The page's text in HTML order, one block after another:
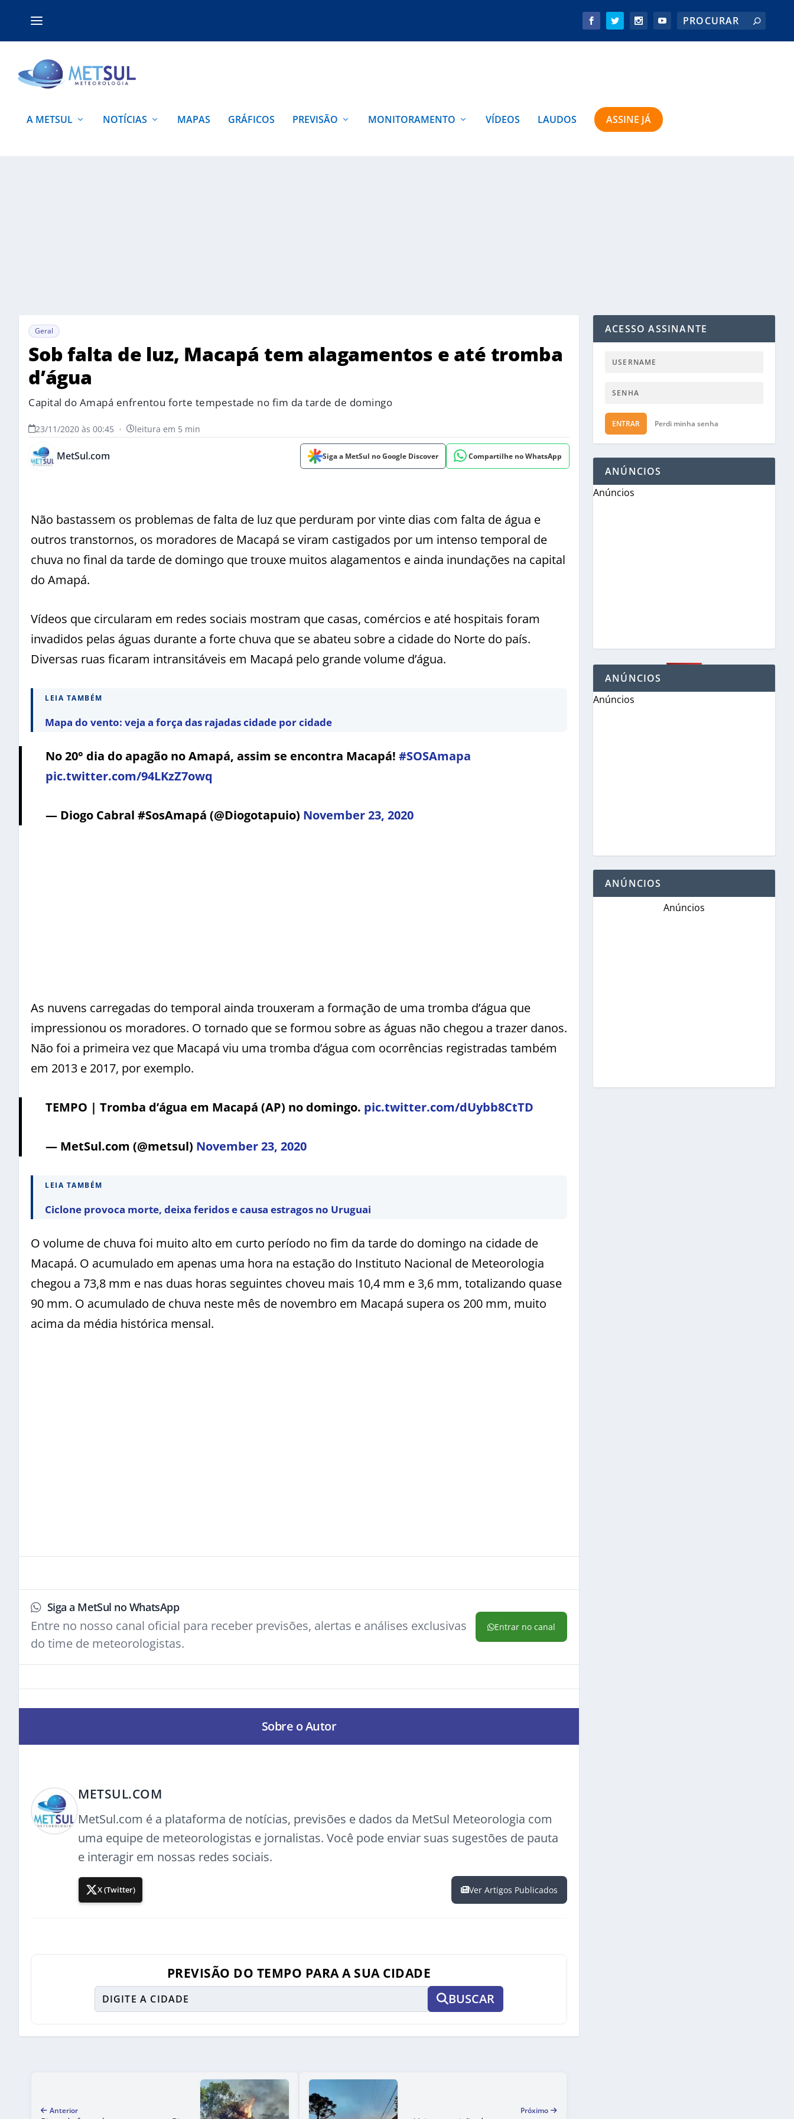
A METSUL NOTÍCIAS MAPAS GRÁFICOS PREVISÃO MONITORAMENTO VÍDEOS LAUDOS ASSINE JÁ
Geral
Sob falta de luz, Macapá tem alagamentos e até tromba
d’água
Capital do Amapá enfrentou forte tempestade no fim da tarde de domingo
23/11/2020 às 00:45 • leitura em 5 min
MetSul.com Siga a MetSul no Google Discover Compartilhe no WhatsApp
Não bastassem os problemas de falta de luz que perduram por vinte dias com falta de água e
outros transtornos, os moradores de Macapá se viram castigados por um intenso temporal de
chuva no final da tarde de domingo que trouxe muitos alagamentos e ainda inundações na capital
do Amapá.
Vídeos que circularam em redes sociais mostram que casas, comércios e até hospitais foram
invadidos pelas águas durante a forte chuva que se abateu sobre a cidade do Norte do país.
Diversas ruas ficaram intransitáveis em Macapá pelo grande volume d’água.
LEIA TAMBÉM
Mapa do vento: veja a força das rajadas cidade por cidade
No 20° dia do apagão no Amapá, assim se encontra Macapá! #SOSAmapa
pic.twitter.com/94LKzZ7owq
— Diogo Cabral #SosAmapá (@Diogotapuio) November 23, 2020
As nuvens carregadas do temporal ainda trouxeram a formação de uma tromba d’água que
impressionou os moradores. O tornado que se formou sobre as águas não chegou a trazer danos.
Não foi a primeira vez que Macapá viu uma tromba d’água com ocorrências registradas também
em 2013 e 2017, por exemplo.
TEMPO | Tromba d’água em Macapá (AP) no domingo. pic.twitter.com/dUybb8CtTD
— MetSul.com (@metsul) November 23, 2020
LEIA TAMBÉM
Ciclone provoca morte, deixa feridos e causa estragos no Uruguai
O volume de chuva foi muito alto em curto período no fim da tarde do domingo na cidade de
Macapá. O acumulado em apenas uma hora na estação do Instituto Nacional de Meteorologia
chegou a 73,8 mm e nas duas horas seguintes choveu mais 10,4 mm e 3,6 mm, totalizando quase
90 mm. O acumulado de chuva neste mês de novembro em Macapá supera os 200 mm, muito
acima da média histórica mensal.
Siga a MetSul no WhatsApp
Entre no nosso canal oficial para receber previsões, alertas e análises exclusivas
do time de meteorologistas.
Entrar no canal
Sobre o Autor
METSUL.COM
MetSul.com é a plataforma de notícias, previsões e dados da MetSul Meteorologia com
uma equipe de meteorologistas e jornalistas. Você pode enviar suas sugestões de pauta
e interagir em nossas redes sociais.
X (Twitter) Ver Artigos Publicados
PREVISÃO DO TEMPO PARA A SUA CIDADE
BUSCAR
Anterior Próximo
ACESSO ASSINANTE
ENTRAR Perdi minha senha
ANÚNCIOS
Anúncios
ANÚNCIOS
Anúncios
ANÚNCIOS
Anúncios